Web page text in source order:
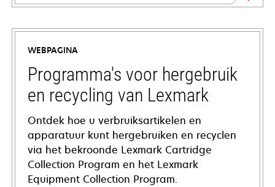
opens
in
new
tab
WEBPAGINA
Programma's voor hergebruik
en recycling van Lexmark
Ontdek hoe u verbruiksartikelen en
apparatuur kunt hergebruiken en recyclen
via het bekroonde Lexmark Cartridge
Collection Program en het Lexmark
Equipment Collection Program.